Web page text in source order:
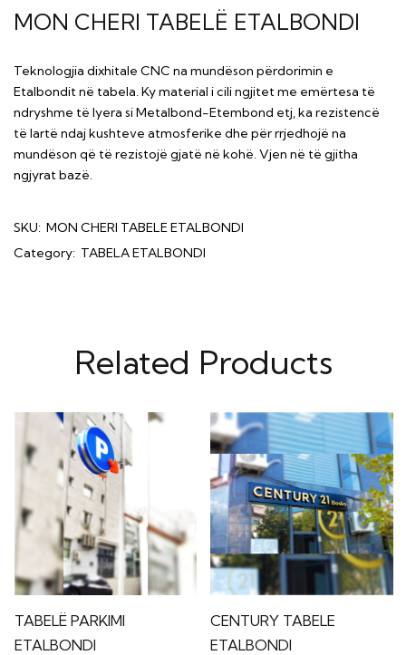
MON CHERI TABELË ETALBONDI
Teknologjia dixhitale CNC na mundëson përdorimin e
Etalbondit në tabela. Ky material i cili ngjitet me emërtesa të
ndryshme të lyera si Metalbond-Etembond etj, ka rezistencë
të lartë ndaj kushteve atmosferike dhe për rrjedhojë na
mundëson që të rezistojë gjatë në kohë. Vjen në të gjitha
ngjyrat bazë.
SKU: MON CHERI TABELE ETALBONDI
Category: TABELA ETALBONDI
Related Products
TABELË PARKIMI
ETALBONDI
CENTURY TABELE
ETALBONDI